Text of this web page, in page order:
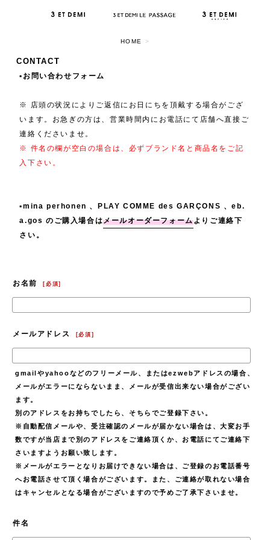
HOME >
CONTACT
▪️お問い合わせフォーム
※ 店頭の状況によりご返信にお日にちを頂戴する場合がござ
います。お急ぎの方は、営業時間内にお電話にて店舗へ直接ご
連絡くださいませ。
※ 件名の欄が空白の場合は、必ずブランド名と商品名をご記
入下さい。
▪️mina perhonen 、PLAY COMME des GARÇONS 、eb.
a.gos のご購入場合はメールオーダーフォームよりご連絡下
さい。
お名前 [必須]
メールアドレス [必須 ]
gmailやyahooなどのフリーメール、またはezwebアドレスの場合、
メールがエラーにならないまま、メールが受信出来ない場合がござい
ます。
別のアドレスをお持ちでしたら、そちらでご登録下さい。
※自動配信メールや、受注確認のメールが届かない場合は、大変お手
数ですが当店まで別のアドレスをご連絡頂くか、お電話にてご連絡下
さいますようお願い致します。
※メールがエラーとなりお届けできない場合は、ご登録のお電話番号
へお電話させて頂く場合がございます。また、ご連絡が取れない場合
はキャンセルとなる場合がございますので予めご了承下さいませ。
件名